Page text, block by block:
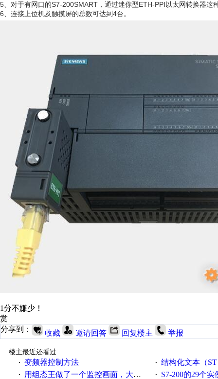
5、对于有网口的S7-200SMART，通过迷你型ETH-PPI以太网转换器
6、连接上位机及触摸屏的总数可达到4台。
1分不嫌少！
赏
分享到：
收藏 邀请回答 回复楼主 举报
楼主最近还看过
· 变频器控制方法 · 结构化文本（ST）写的
· 用组态王做了一个监控画面，大家给点意见 · S7-200的29个实